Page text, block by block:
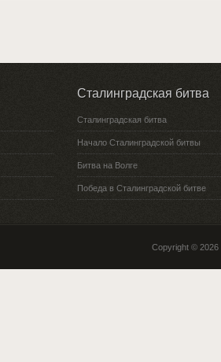
Сталинградская битва
Сталинградская битва
Начало Сталинградской битвы
Битва на Волге
Победа в Сталинградской битве
Copyright © 2026